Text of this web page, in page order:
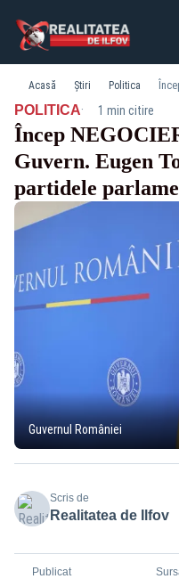
Acasă Știri Politica
POLITICA· 1 min citire
Încep
Guvern. Eugen
partidele
Guvernul României
Scris de
Realitatea de Ilfov
Publicat